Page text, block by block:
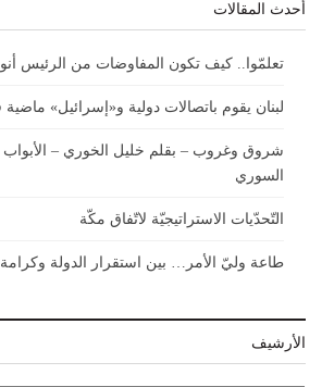
أحدث المقالات
تعلمّوا.. كيف تكون المفاوضات من الرئيس
لبنان يقوم باتصالات دولية و«إسرائيل»
شروق وغروب – بقلم خليل الخوري – الأبواب
السوري
التّحدّيات الاستراتيجيّة لاتّفاق مكّة
طاعة وليّ الأمر… بين استقرار الدولة
الأرشيف